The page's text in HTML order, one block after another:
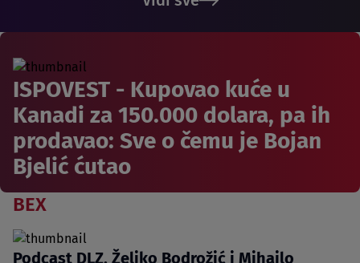
ISPOVEST - Kupovao kuće u
Kanadi za 150.000 dolara, pa ih
prodavao: Sve o čemu je Bojan
Bjelić ćutao
BEX
Podcast DLZ, Željko Bodrožić i Mihailo